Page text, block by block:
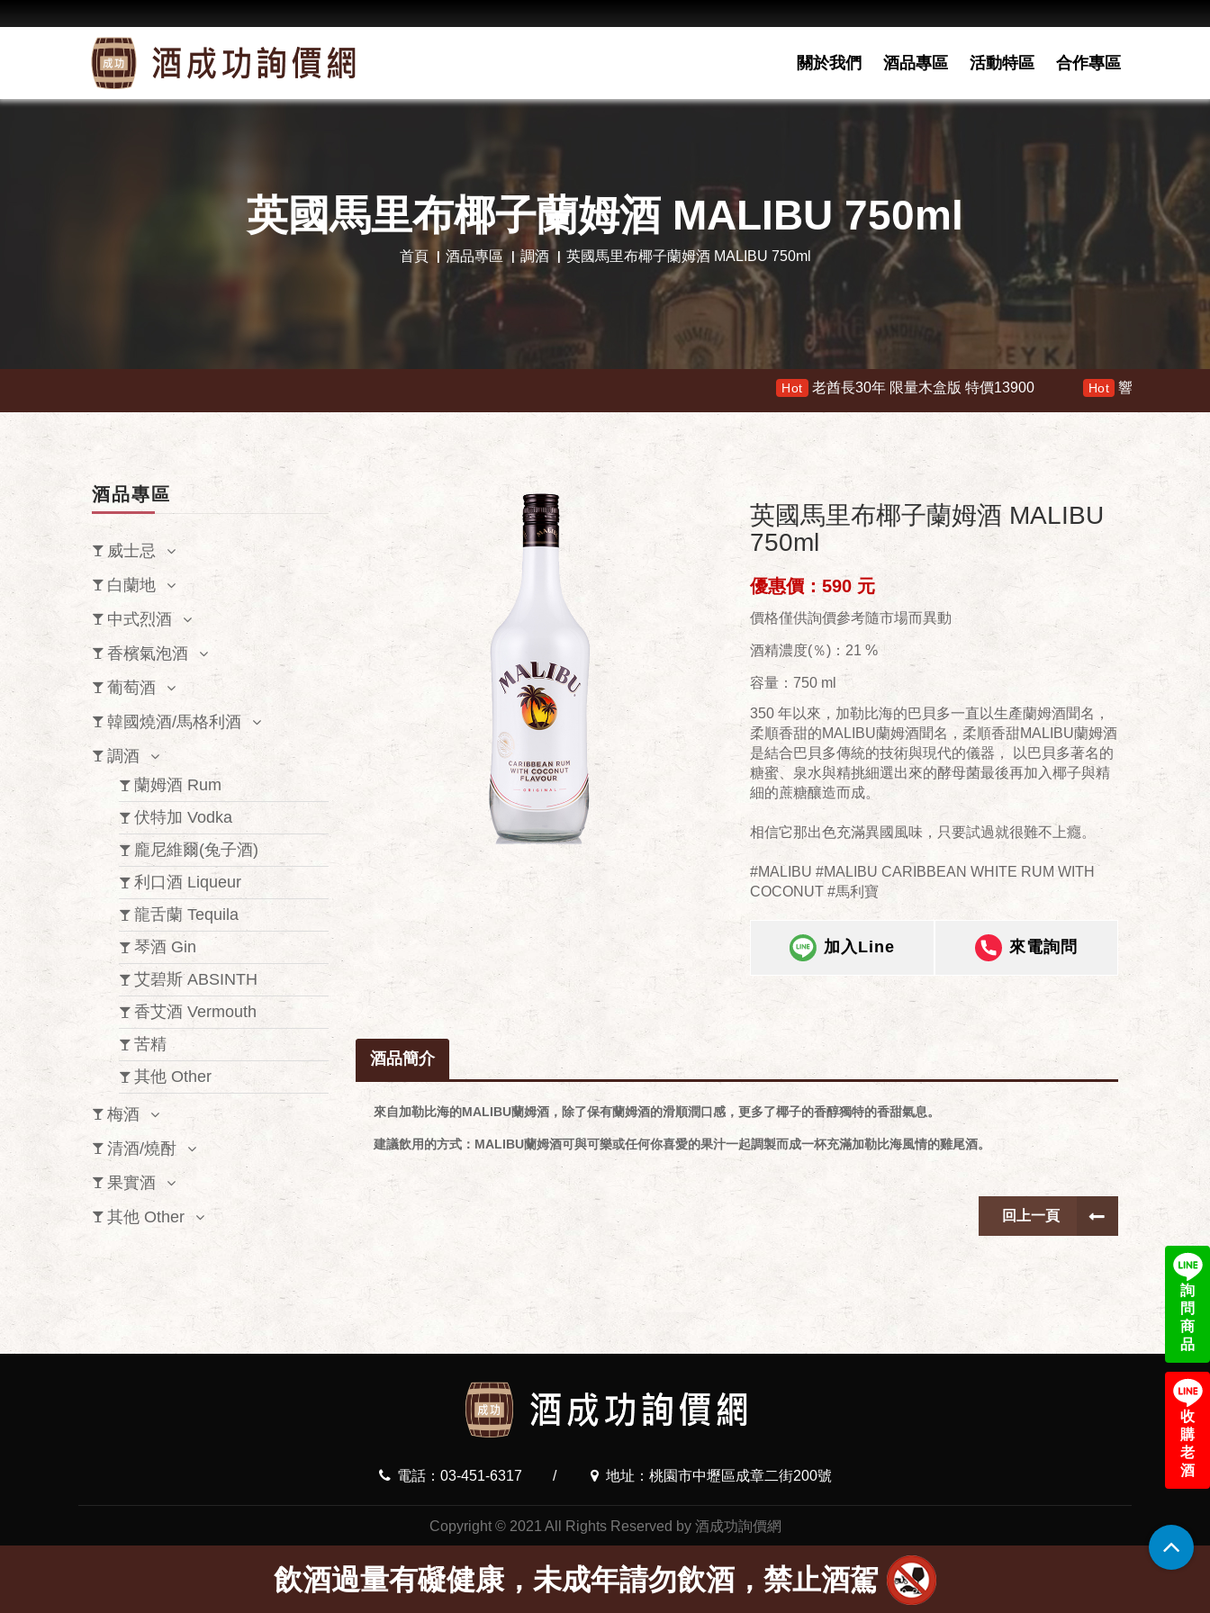
詢
問
商
品
收
購
老
酒
關於我們 酒品專區 活動特區 合作專區
英國馬里布椰子蘭姆酒 MALIBU 750ml
首頁 酒品專區 調酒 英國馬里布椰子蘭姆酒 MALIBU 750ml
老酋長30年 限量木盒版 特價13900 Hot 響 30年 特價 178000
酒品專區
威士忌
白蘭地
中式烈酒
香檳氣泡酒
葡萄酒
韓國燒酒/馬格利酒
調酒
蘭姆酒 Rum
伏特加 Vodka
龐尼維爾(兔子酒)
利口酒 Liqueur
龍舌蘭 Tequila
琴酒 Gin
艾碧斯 ABSINTH
香艾酒 Vermouth
苦精
其他 Other
梅酒
清酒/燒酎
果實酒
其他 Other
英國馬里布椰子蘭姆酒 MALIBU
750ml
優惠價：590 元
價格僅供詢價參考隨市場而異動
酒精濃度(％)：21 %
容量：750 ml
350 年以來，加勒比海的巴貝多一直以生產蘭姆酒聞名，
柔順香甜的MALIBU蘭姆酒聞名，柔順香甜MALIBU蘭姆酒
是結合巴貝多傳統的技術與現代的儀器， 以巴貝多著名的
糖蜜、泉水與精挑細選出來的酵母菌最後再加入椰子與精
細的蔗糖釀造而成。
相信它那出色充滿異國風味，只要試過就很難不上癮。
#MALIBU #MALIBU CARIBBEAN WHITE RUM WITH
COCONUT #馬利寶
加入Line 來電詢問
酒品簡介
來自加勒比海的MALIBU蘭姆酒，除了保有蘭姆酒的滑順潤口感，更多了椰子的香醇獨特的香甜氣息。
建議飲用的方式：MALIBU蘭姆酒可與可樂或任何你喜愛的果汁一起調製而成一杯充滿加勒比海風情的雞尾酒。
回上一頁
電話：03-451-6317 / 地址：桃園市中壢區成章二街200號
Copyright © 2021 All Rights Reserved by 酒成功詢價網
飲酒過量有礙健康，未成年請勿飲酒，禁止酒駕